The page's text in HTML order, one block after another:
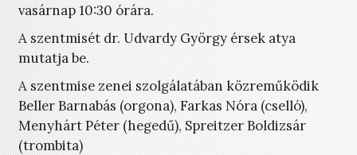
vasárnap 10:30 órára.
A szentmisét dr. Udvardy György érsek atya
mutatja be.
A szentmise zenei szolgálatában közreműködik
Beller Barnabás (orgona), Farkas Nóra (cselló),
Menyhárt Péter (hegedű), Spreitzer Boldizsár
(trombita)